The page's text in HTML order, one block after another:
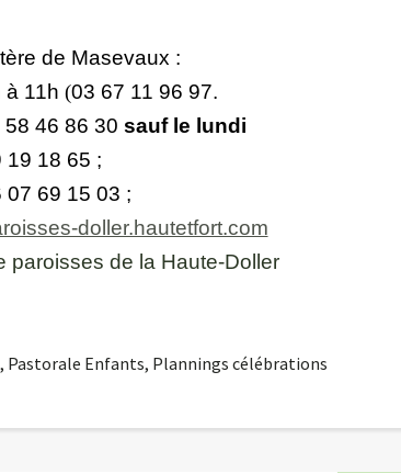
de Masevaux :
à 11h (03 67 11 96 97.
58 46 86 30sauf le lundi
03 69 19 18 65 ;
: 06 07 69 15 03 ;
doller.hautetfort.com
paroisses de la Haute-Doller
, Pastorale Enfants, Plannings célébrations